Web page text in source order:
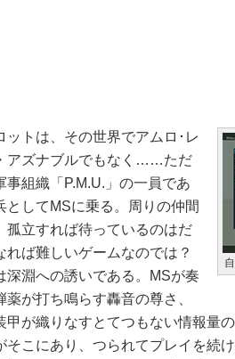
トは、その世界でアムロ･レ
アズナブルでもなく……ただ
事組織「P.M.U.」の一員であ
としてMSに乗る。周りの仲間
孤立すれば待っているのはだ
れば難しいゲームなのでは？
淵への誘いである。MSが奏
薬が打ち鳴らす轟音の尊さ、
甲が織りなすとてつもない情報量
そこにあり、つられてプレイを続